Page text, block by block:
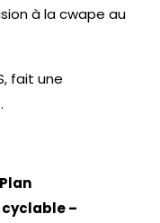
à la cwape au
fait une
–